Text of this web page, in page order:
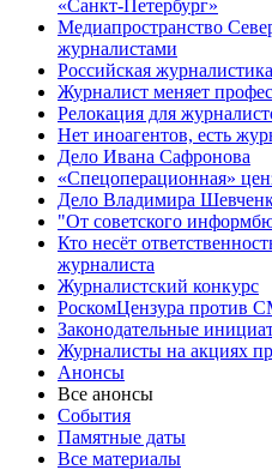
«Санкт-Петербург»
Медиапространство
журналистами
Российская
Журналист меняет
Релокация для
Нет иноагентов, есть
Дело Ивана Сафронова
«Спецоперационная»
Дело Владимира
"От советского
Кто несёт
журналиста
Журналистский конкурс
РоскомЦензура против
Законодательные
Журналисты на акциях
Анонсы
Все анонсы
События
Памятные даты
Все материалы